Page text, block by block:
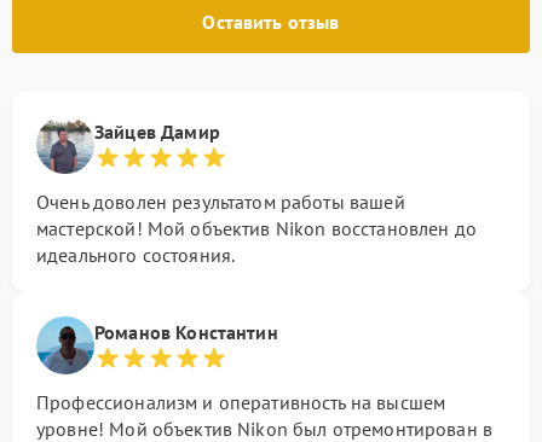
Оставить отзыв
Зайцев Дамир
Очень доволен результатом работы вашей
мастерской! Мой объектив Nikon восстановлен до
идеального состояния.
Романов Константин
Профессионализм и оперативность на высшем
уровне! Мой объектив Nikon был отремонтирован в